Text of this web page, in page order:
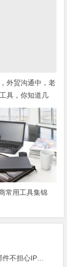
外贸沟通中，老
具，你知道几
常用工具集锦